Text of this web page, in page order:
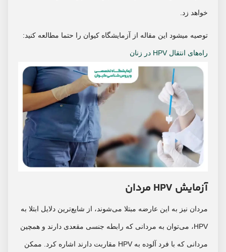
خواهد زد.
توصیه میشود این مقاله از آزمایشگاه کیوان را حتما مطالعه کنید:
راه‌های انتقال HPV در زنان
آزمایش HPV مردان
مردان نیز به این عارضه مبتلا می‌شوند، از شایع‌ترین دلایل ابتلا به
HPV، می‌توان به مردانی که رابطه جنسی مقعدی دارند و همچین
مردانی که با فرد آلوده به HPV مقاربت دارند اشاره کرد. ممکن